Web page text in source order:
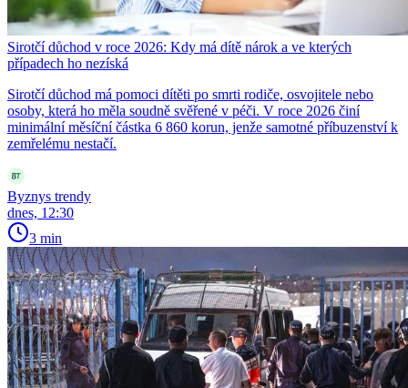
Sirotčí důchod v roce 2026: Kdy má dítě nárok a ve kterých
případech ho nezíská
Sirotčí důchod má pomoci dítěti po smrti rodiče, osvojitele nebo
osoby, která ho měla soudně svěřené v péči. V roce 2026 činí
minimální měsíční částka 6 860 korun, jenže samotné příbuzenství k
zemřelému nestačí.
Byznys trendy
dnes, 12:30
3 min